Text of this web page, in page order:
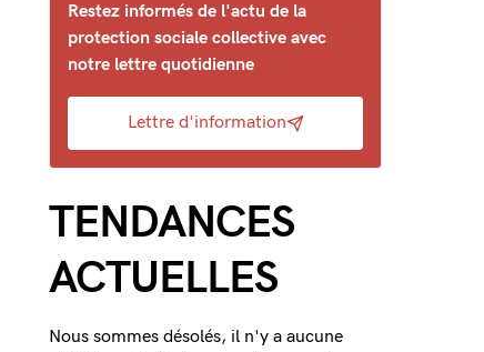
Restez informés de l'actu de la
protection sociale collective avec
notre lettre quotidienne
Lettre d'information
TENDANCES
ACTUELLES
Nous sommes désolés, il n'y a aucune